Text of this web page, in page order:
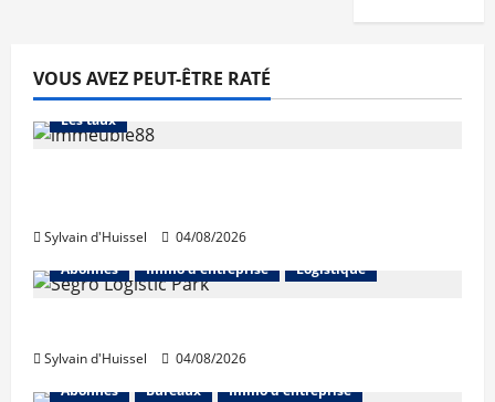
VOUS AVEZ PEUT-ÊTRE RATÉ
Abonnés Financement
L'avis des courtiers
Les taux
Sylvain d'Huissel
04/08/2026
Abonnés
Immo d'entreprise Logistique
Sylvain d'Huissel
04/08/2026
Abonnés
Bureaux Immo d'entreprise